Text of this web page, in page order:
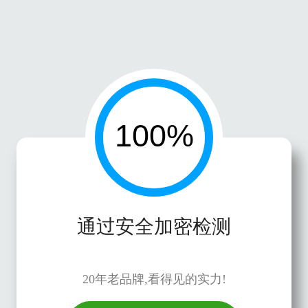
通过安全加密检测
20年老品牌,看得见的实力!